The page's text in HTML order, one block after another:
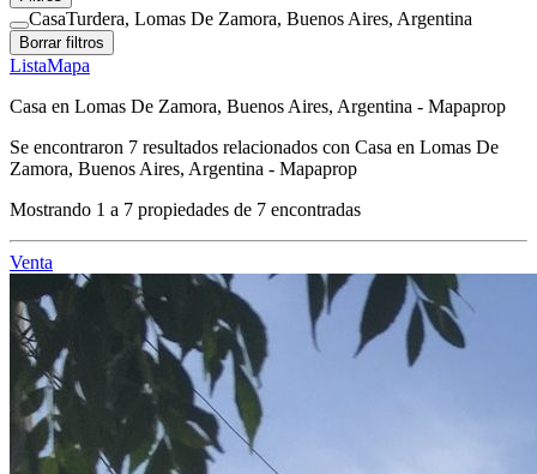
CasaTurdera, Lomas De Zamora, Buenos Aires, Argentina
Borrar filtros
ListaMapa
Casa en Lomas De Zamora, Buenos Aires, Argentina - Mapaprop
Se encontraron 7 resultados relacionados con Casa en Lomas De
Zamora, Buenos Aires, Argentina - Mapaprop
Mostrando 1 a 7 propiedades de 7 encontradas
Venta